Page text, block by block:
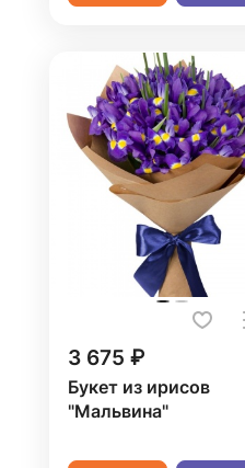
3 675 ₽
Букет из ирисов
"Мальвина"